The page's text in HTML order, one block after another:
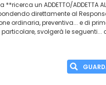
un ADDETTO/ADDETTA
direttamente al
ordinaria, preventiva... e di
svolgerà le seguenti...